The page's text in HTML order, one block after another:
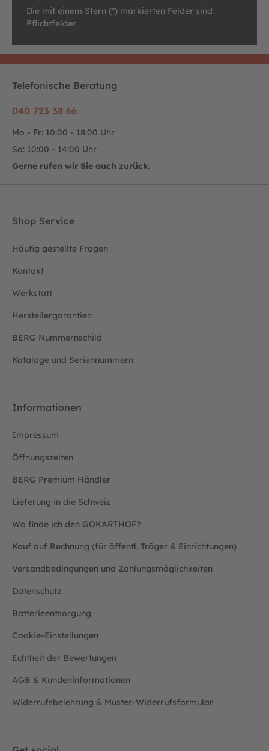
Die mit einem Stern (*) markierten Felder sind
Pflichtfelder.
Telefonische Beratung
040 723 38 66
Mo - Fr: 10:00 - 18:00 Uhr
Sa: 10:00 - 14:00 Uhr
Gerne rufen wir Sie auch zurück.
Shop Service
Häufig gestellte Fragen
Kontakt
Werkstatt
Herstellergarantien
BERG Nummernschild
Kataloge und Seriennummern
Informationen
Impressum
Öffnungszeiten
BERG Premium Händler
Lieferung in die Schweiz
Wo finde ich den GOKARTHOF?
Kauf auf Rechnung (für öffentl. Träger & Einrichtungen)
Versandbedingungen und Zahlungsmöglichkeiten
Datenschutz
Batterieentsorgung
Cookie-Einstellungen
Echtheit der Bewertungen
AGB & Kundeninformationen
Widerrufsbelehrung & Muster-Widerrufsformular